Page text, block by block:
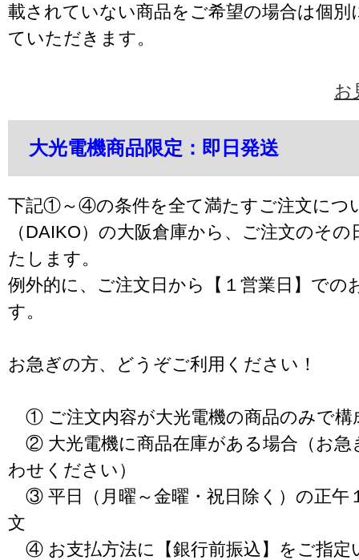
載されていない商品をご希望の場合は個別
ていただきます。
お
大光電機商品限定：即日発送
下記①～④の条件を全て満たすご注文につ
（DAIKO）の大阪倉庫から、ご注文のそ
たします。
例外的に、ご注文日から【１営業日】での
す。
お急ぎの方、どうぞご利用ください！
① ご注文内容が大光電機の商品のみで構
② 大光電機に商品在庫がある場合（お急
わせください）
③ 平日（月曜～金曜・祝日除く）の正午
文
④ お支払方法に【銀行前振込】をご指定